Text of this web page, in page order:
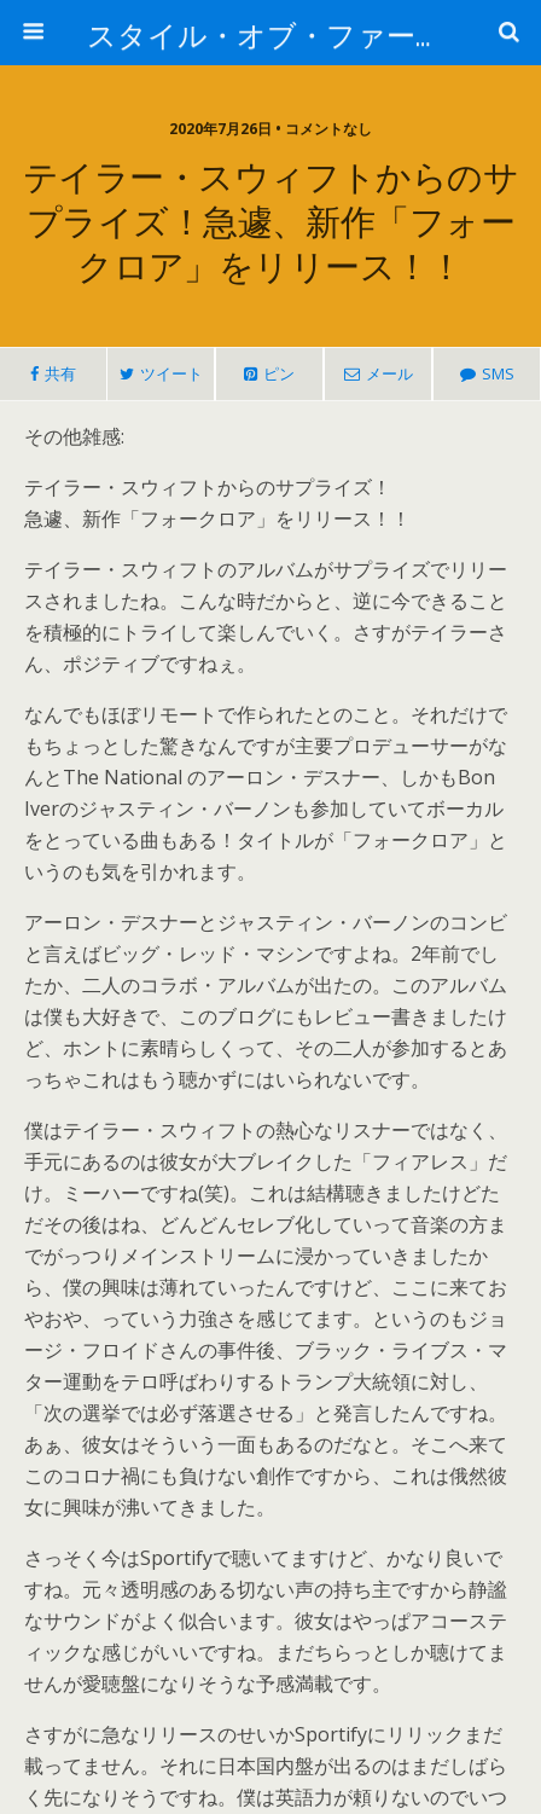
スタイル・オブ・ファー・イースト
2020年7月26日 • コメントなし
テイラー・スウィフトからのサ
プライズ！急遽、新作「フォー
クロア」をリリース！！
共有 ツイート ピン メール SMS
その他雑感:
テイラー・スウィフトからのサプライズ！
急遽、新作「フォークロア」をリリース！！
テイラー・スウィフトのアルバムがサプライズでリリー
スされましたね。こんな時だからと、逆に今できること
を積極的にトライして楽しんでいく。さすがテイラーさ
ん、ポジティブですねぇ。
なんでもほぼリモートで作られたとのこと。それだけで
もちょっとした驚きなんですが主要プロデューサーがな
んとThe National のアーロン・デスナー、しかもBon
Iverのジャスティン・バーノンも参加していてボーカル
をとっている曲もある！タイトルが「フォークロア」と
いうのも気を引かれます。
アーロン・デスナーとジャスティン・バーノンのコンビ
と言えばビッグ・レッド・マシンですよね。2年前でし
たか、二人のコラボ・アルバムが出たの。このアルバム
は僕も大好きで、このブログにもレビュー書きましたけ
ど、ホントに素晴らしくって、その二人が参加するとあ
っちゃこれはもう聴かずにはいられないです。
僕はテイラー・スウィフトの熱心なリスナーではなく、
手元にあるのは彼女が大ブレイクした「フィアレス」だ
け。ミーハーですね(笑)。これは結構聴きましたけどた
だその後はね、どんどんセレブ化していって音楽の方ま
でがっつりメインストリームに浸かっていきましたか
ら、僕の興味は薄れていったんですけど、ここに来てお
やおや、っていう力強さを感じてます。というのもジョ
ージ・フロイドさんの事件後、ブラック・ライブス・マ
ター運動をテロ呼ばわりするトランプ大統領に対し、
「次の選挙では必ず落選させる」と発言したんですね。
あぁ、彼女はそういう一面もあるのだなと。そこへ来て
このコロナ禍にも負けない創作ですから、これは俄然彼
女に興味が沸いてきました。
さっそく今はSportifyで聴いてますけど、かなり良いで
すね。元々透明感のある切ない声の持ち主ですから静謐
なサウンドがよく似合います。彼女はやっぱアコーステ
ィックな感じがいいですね。まだちらっとしか聴けてま
せんが愛聴盤になりそうな予感満載です。
さすがに急なリリースのせいかSportifyにリリックまだ
載ってません。それに日本国内盤が出るのはまだしばら
く先になりそうですね。僕は英語力が頼りないのでいつ